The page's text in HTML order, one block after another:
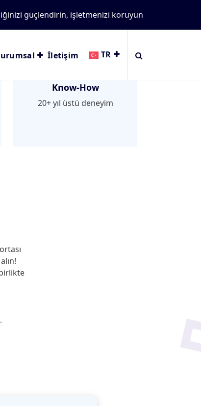
güçlendirin, işletmenizi koruyun
İletişim TR
Know-How
20+ yıl üstü deneyim